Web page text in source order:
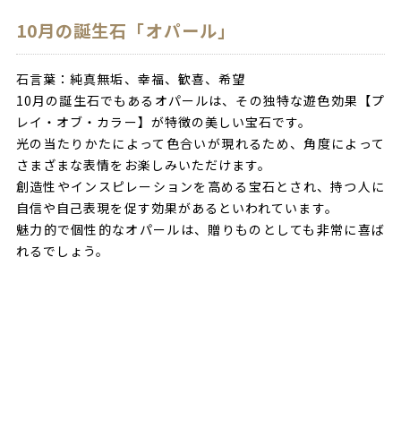
10月の誕生石「オパール」
石言葉：純真無垢、幸福、歓喜、希望
10月の誕生石でもあるオパールは、その独特な遊色効果【プ
レイ・オブ・カラー】が特徴の美しい宝石です。
光の当たりかたによって色合いが現れるため、角度によって
さまざまな表情をお楽しみいただけます。
創造性やインスピレーションを高める宝石とされ、持つ人に
自信や自己表現を促す効果があるといわれています。
魅力的で個性的なオパールは、贈りものとしても非常に喜ば
れるでしょう。